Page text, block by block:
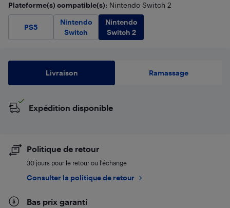
Plateforme(s) compatible(s): Nintendo Switch 2
PS5
Nintendo
Switch
Nintendo
Switch 2
Livraison Ramassage
Expédition disponible
Politique de retour
30 jours pour le retour ou l’échange
Consulter la politique de retour
Bas prix garanti